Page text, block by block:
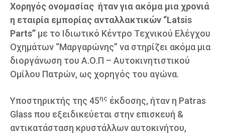
Χορηγός ονομασίας ήταν για ακόμα μια χρονιά
η εταιρία εμπορίας ανταλλακτικών “Latsis
Parts” με το Ιδιωτικό Κέντρο Τεχνικού Ελέγχου
Οχημάτων “Μαργαρώνης” να στηρίζει ακόμα μια
διοργάνωση του Α.Ο.Π – Αυτοκινητιστικού
Ομίλου Πατρών, ως χορηγός του αγώνα.
Υποστηρικτής της 45ης έκδοσης, ήταν η Patras
Glass που εξειδικεύεται στην επισκευή &
αντικατάσταση κρυστάλλων αυτοκινήτου,